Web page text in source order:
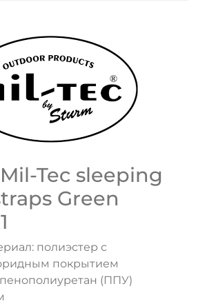
Tec sleeping
Green
полиэстер с
покрытием
(ППУ)
ДА НЕТ